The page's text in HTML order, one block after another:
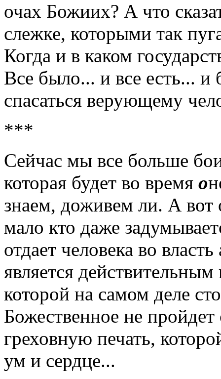
очах Божиих? А что
слежке, которыми так
Когда и в каком
Все было... и все есть... и
спасаться верующему
***
Сейчас мы все больше
которая будет во время о
знаем, доживем ли. А вот
мало кто даже
отдает человека во
является
которой на самом деле
Божественное не
греховную печать,
ум и сердце...